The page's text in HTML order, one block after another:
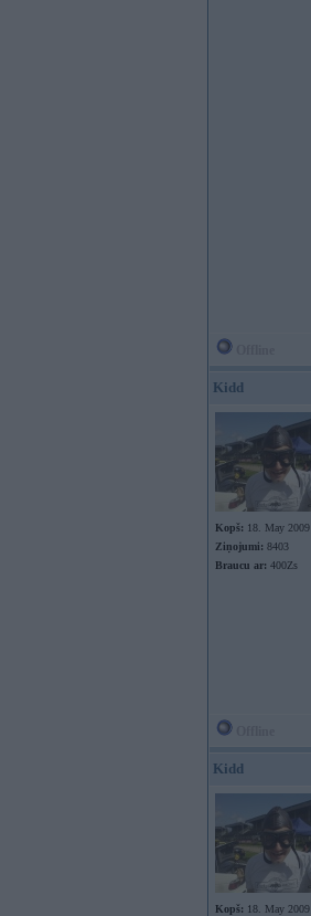
Kidd
Kopš: 18. May 2009
Ziņojumi: 8403
Braucu ar: 400Zs
Kidd
Kopš: 18. May 2009